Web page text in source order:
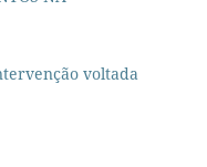
voltada